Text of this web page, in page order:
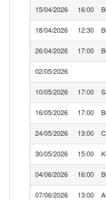
15/04/2026 16:00
18/04/2026 12:30
26/04/2026 17:00
02/05/2026
10/05/2026 17:00
16/05/2026 17:00
24/05/2026 13:00
30/05/2026 15:00
04/06/2026 16:00
07/06/2026 13:00